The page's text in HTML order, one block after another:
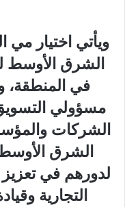
ويأتي اختيار
الشرق الأوسط
في المنطقة،
مسؤولي
الشركات
الشرق الأوسط
لدورهم في تعزيز
التجارية